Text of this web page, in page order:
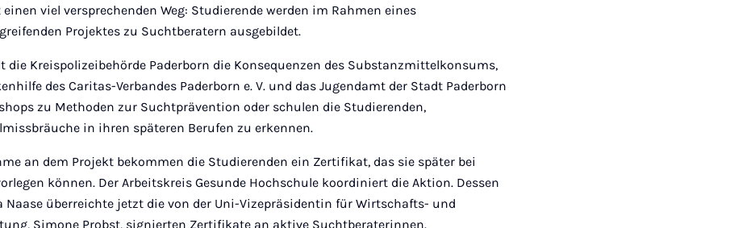
einen viel versprechenden Weg: Studierende werden im Rahmen eines
Projektes zu Suchtberatern ausgebildet.
die Kreispolizeibehörde Paderborn die Konsequenzen des Substanzmittelkonsums,
des Caritas-Verbandes Paderborn e. V. und das Jugendamt der Stadt Paderborn
zu Methoden zur Suchtprävention oder schulen die Studierenden,
in ihren späteren Berufen zu erkennen.
an dem Projekt bekommen die Studierenden ein Zertifikat, das sie später bei
können. Der Arbeitskreis Gesunde Hochschule koordiniert die Aktion. Dessen
Naase überreichte jetzt die von der Uni-Vizepräsidentin für Wirtschafts- und
Simone Probst, signierten Zertifikate an aktive Suchtberaterinnen.